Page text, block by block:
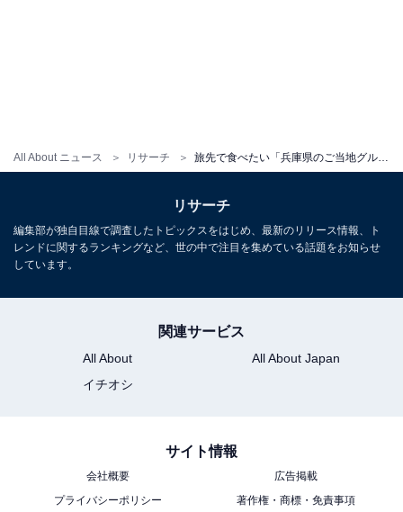
All About ニュース リサーチ
1 2
リサーチ
編集部が独自目線で調査したトピックスをはじめ、最新のリリース情報、ト
レンドに関するランキングなど、世の中で注目を集めている話題をお知らせ
しています。
関連サービス
All About
All About Japan
イチオシ
サイト情報
会社概要
広告掲載
プライバシーポリシー
著作権・商標・免責事項